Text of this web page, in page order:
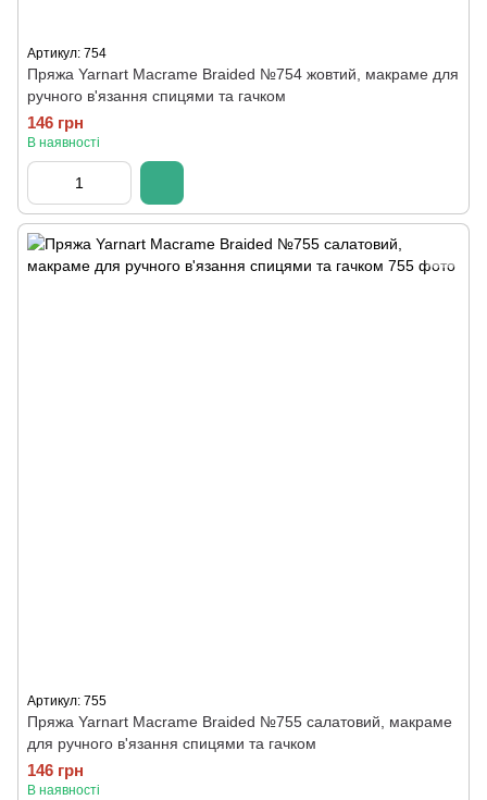
Артикул: 754
Пряжа Yarnart Macrame Braided №754 жовтий, макраме для
ручного в'язання спицями та гачком
146 грн
В наявності
Артикул: 755
Пряжа Yarnart Macrame Braided №755 салатовий, макраме
для ручного в'язання спицями та гачком
146 грн
В наявності